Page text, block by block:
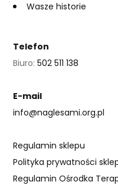
Wasze historie
Telefon
Biuro:502 511 138
E-mail
info@naglesami.org.pl
Regulamin sklepu
Polityka prywatności
Regulamin Ośrodka